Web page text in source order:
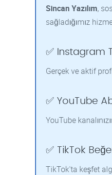
Sincan Yazılım,
sağladığımız
✅ Instagram
Gerçek ve aktif
✅ YouTube
YouTube
✅ TikTok
TikTok'ta keşfet